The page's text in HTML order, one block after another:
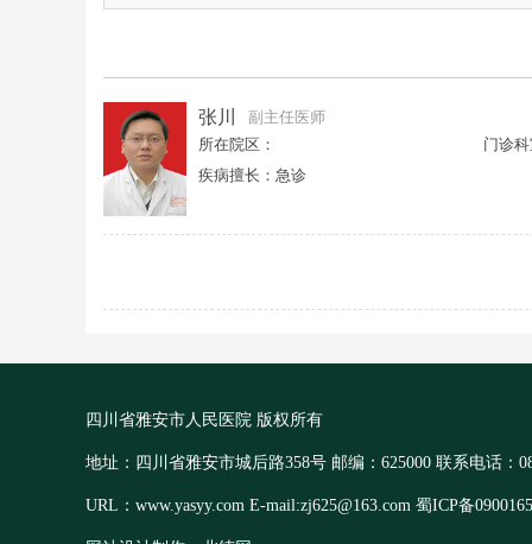
张川
副主任医师
所在院区：
门诊
疾病擅长：急诊
四川省雅安市人民医院 版权所有
地址：四川省雅安市城后路358号 邮编：625000 联系电话：
URL：www.yasyy.com E-mail:zj625@163.com 蜀ICP备